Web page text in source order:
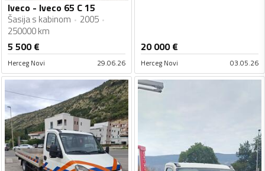
Iveco - Iveco 65 C 15
Šasija s kabinom
2005
250000 km
5 500€
Herceg Novi 29.06.26
20 000€
Herceg Novi 03.05.26